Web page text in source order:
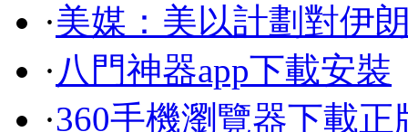
·美媒：美以計劃對伊
· 八門神器app下載安裝
·360手機瀏覽器下載正